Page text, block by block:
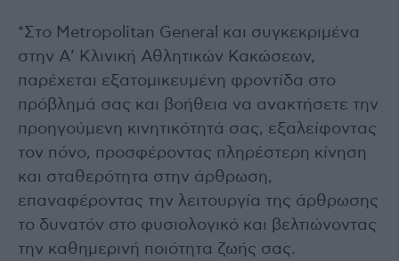
*Στο Metropolitan General και συγκεκριμένα
στην Α’ Κλινική Αθλητικών Κακώσεων,
παρέχεται εξατομικευμένη φροντίδα στο
πρόβλημά σας και βοήθεια να ανακτήσετε την
προηγούμενη κινητικότητά σας, εξαλείφοντας
τον πόνο, προσφέροντας πληρέστερη κίνηση
και σταθερότητα στην άρθρωση,
επαναφέροντας την λειτουργία της άρθρωσης
το δυνατόν στο φυσιολογικό και βελτιώνοντας
την καθημερινή ποιότητα ζωής σας.